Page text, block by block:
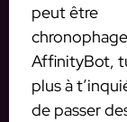
peut être
AffinityBot,
plus à
de passer